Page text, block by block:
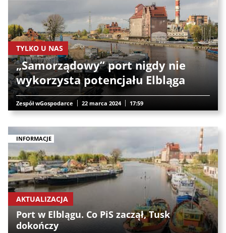
TYLKO U NAS
„Samorządowy” port nigdy nie
wykorzysta potencjału Elbląga
Zespół wGospodarce 22 marca 2024 17:59
INFORMACJE
AKTUALIZACJA
Port w Elblągu. Co PiS zaczął, Tusk
dokończy